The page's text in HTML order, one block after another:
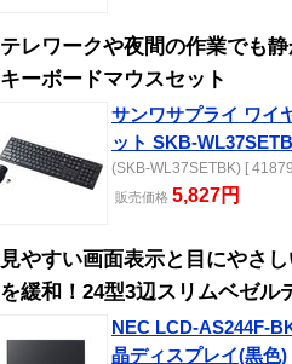
テレワークや夜間の作業でも
キーボードマウスセット
サンワサプライ ワイ
ット SKB-
(SKB-WL37SETBK) [
販売価格 5,827円
見やすい画面表示と目にやさ
を緩和！24型3辺スリムベゼル
NEC LCD-AS244F-
晶ディスプレイ(黒色)